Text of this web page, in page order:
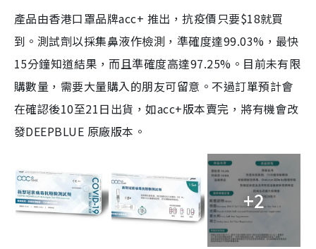
產品由香港口罩品牌acc+ 推出，抗疫價只要$18就買
到。測試劑以採集鼻液作檢測，準確度達99.03%，最快
15分鐘知道結果，而且準確度高達97.25%。目前未有限
購數量，需要大量購入的朋友可留意。不過訂單預計會
在確認後10至21日出貨，如acc+版本賣完，將有機會改
發DEEPBLUE 原廠版本。
+2